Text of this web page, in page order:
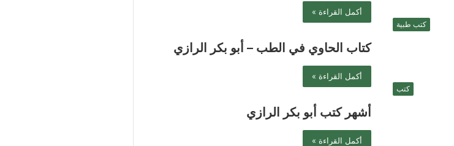
أكمل القراءة »
كتب طبية
كتاب الحاوي في الطب – أبو بكر الرازي
أكمل القراءة »
كتب
أشهر كتب أبو بكر الرازي
أكمل القراءة »